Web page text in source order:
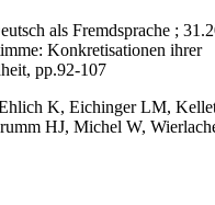
als Fremdsprache ;
Konkretisationen ihrer
pp.92-107
K, Eichinger LM,
HJ, Michel W,